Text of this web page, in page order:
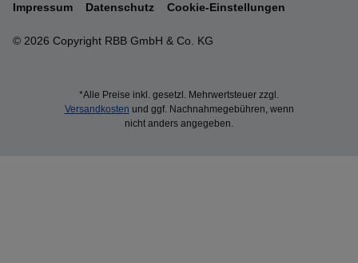
© 2026 Copyright RBB GmbH & Co. KG
Impressum Datenschutz Cookie-Einstellungen
*Alle Preise inkl. gesetzl. Mehrwertsteuer zzgl.
Versandkosten und ggf. Nachnahmegebühren, wenn
nicht anders angegeben.